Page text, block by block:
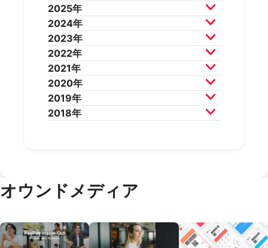
2026年7月 2026年6月
2026年5月 2026年4月
2026年3月 2026年2月
2025年
2025年12月2025年11月
2025年10月2025年9月
2025年8月 2025年7月
2025年6月
2025年4月
2025年2月
2024年
2024年12月2024年11月
2024年10月2024年9月
2024年8月 2024年7月
2024年6月
2024年4月
2024年2月
2023年
2023年12月2023年11月
2023年10月2023年9月
2023年8月 2023年7月
2023年6月
2023年4月
2022年
2022年12月2022年11月
2022年10月2022年9月
2022年8月 2022年7月
2022年6月
2021年
2021年12月2021年11月
2021年10月2021年9月
2021年8月 2021年7月
2020年
2020年12月2020年11月
2020年10月2020年9月
2019年
2019年12月2019年11月
2019年2月
2019年1月
2018年
オウンドメディア